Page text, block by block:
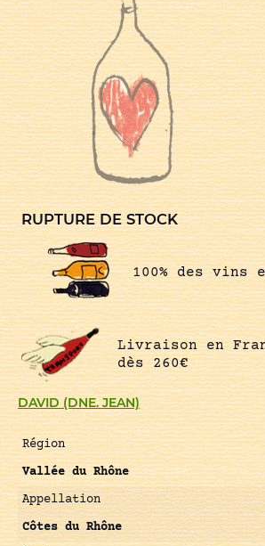
DAVID (DNE. JEAN)
Région
Vallée du Rhône
Appellation
Côtes du Rhône
RUPTURE DE STOCK
100% des vins
Livraison en
dès 260€